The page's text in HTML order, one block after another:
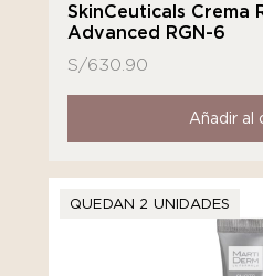
SkinCeuticals Crema
Advanced RGN-6
S/630.90
Añadir al
QUEDAN 2 UNIDADES